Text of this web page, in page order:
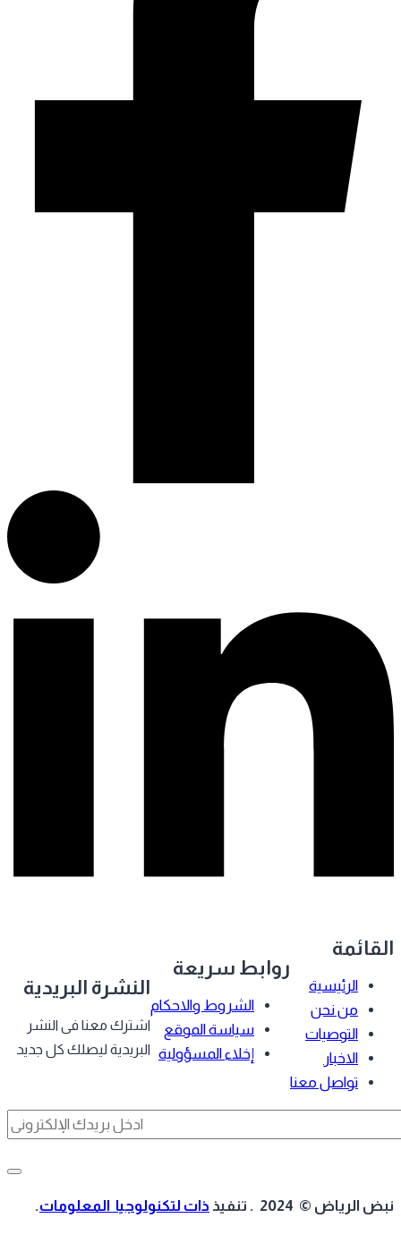
الرئيسية
من نحن
التوصيات
الاخبار
تواصل معنا
روابط سريعة
الشروط والاحكام
سياسة الموقع
إخلاء المسؤولية
النشرة البريدية
اشترك معنا فى النشر
البريدية ليصلك كل جديد
الرياض © 2024 . تنفيذ ذات لتكنولوجيا المعلومات.